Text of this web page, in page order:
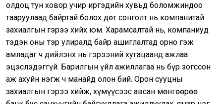
олдоц тун ховор учир иргэдийн хувьд боломжиндоо
тааруулаад байртай болох дөт сонголт нь компанитай
захиалгын гэрээ хийх юм. Харамсалтай нь, компаниуд
тэдэн оны тэр улиралд байр ашиглалтад орно гэж
амладаг ч дийлэнх нь гэрээний хугацаанд ажлаа
эцэслэдэггүй. Барилгын үйл ажиллагаа нь бүр зогссон
аж ахуйн нэгж ч манайд олон бий. Орон сууцны
захиалгын гэрээ хийж, хүмүүсээс авсан мөнгөөрөө